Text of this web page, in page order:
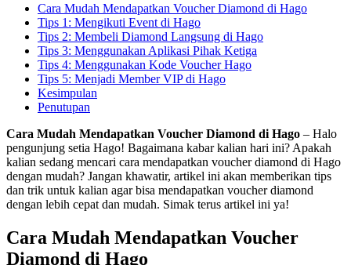
Cara Mudah Mendapatkan Voucher Diamond di Hago
Tips 1: Mengikuti Event di Hago
Tips 2: Membeli Diamond Langsung di Hago
Tips 3: Menggunakan Aplikasi Pihak Ketiga
Tips 4: Menggunakan Kode Voucher Hago
Tips 5: Menjadi Member VIP di Hago
Kesimpulan
Penutupan
Cara Mudah Mendapatkan Voucher Diamond di Hago – Halo
pengunjung setia Hago! Bagaimana kabar kalian hari ini? Apakah
kalian sedang mencari cara mendapatkan voucher diamond di Hago
dengan mudah? Jangan khawatir, artikel ini akan memberikan tips
dan trik untuk kalian agar bisa mendapatkan voucher diamond
dengan lebih cepat dan mudah. Simak terus artikel ini ya!
Cara Mudah Mendapatkan Voucher
Diamond di Hago